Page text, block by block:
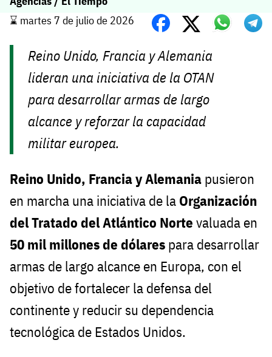
⌛️ martes 7 de julio de 2026
Reino Unido, Francia y Alemania
lideran una iniciativa de la OTAN
para desarrollar armas de largo
alcance y reforzar la capacidad
militar europea.
Reino Unido, Francia y Alemania pusieron
en marcha una iniciativa de la Organización
del Tratado del Atlántico Norte valuada en
50 mil millones de dólares para desarrollar
armas de largo alcance en Europa, con el
objetivo de fortalecer la defensa del
continente y reducir su dependencia
tecnológica de Estados Unidos.